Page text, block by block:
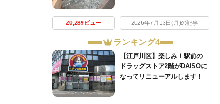
20,289ビュー 2026年7月13日(月)の記事
ランキング4
【江戸川区】楽しみ！駅前の
ドラッグストア2階がDAISOに
なってリニューアルします！